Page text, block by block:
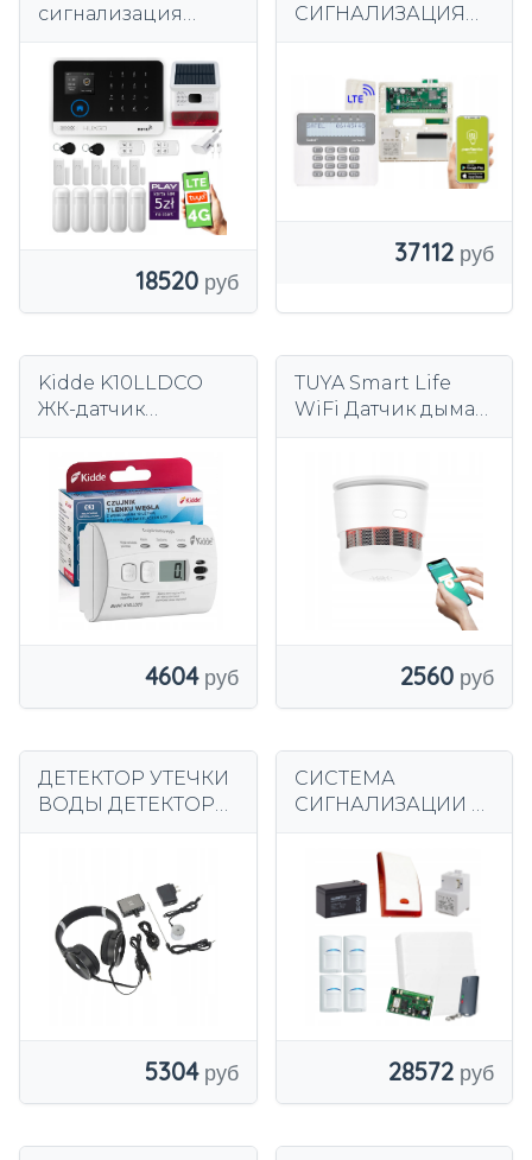
сигнализация
комплект
сигнализации
TUYA HUXGO
HXA003 R5D5BS
18520
СИГНАЛИЗАЦИЯ
МГц НАБОР SMS-
ПРИЛОЖЕНИЙ
37112
Kidde K10LLDCO
ЖК-датчик
лет
4604
TUYA Smart Life
WiFi Датчик дыма
СЕРТИФИЦИРОВА
2560
ДЕТЕКТОР УТЕЧКИ
ВОДЫ ДЕТЕКТОР
5304
СИСТЕМА
СИГНАЛИЗАЦИИ С
М УПРАВЛЕНИЕМ
4x ДЕТЕКТОР
BOSCH
ПРОФЕССИОНАЛЬ
НАЯ
СИГНАЛИЗАЦИЯ
SATEL MICRA
28572